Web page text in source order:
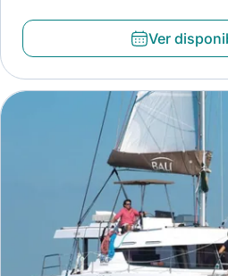
Ver